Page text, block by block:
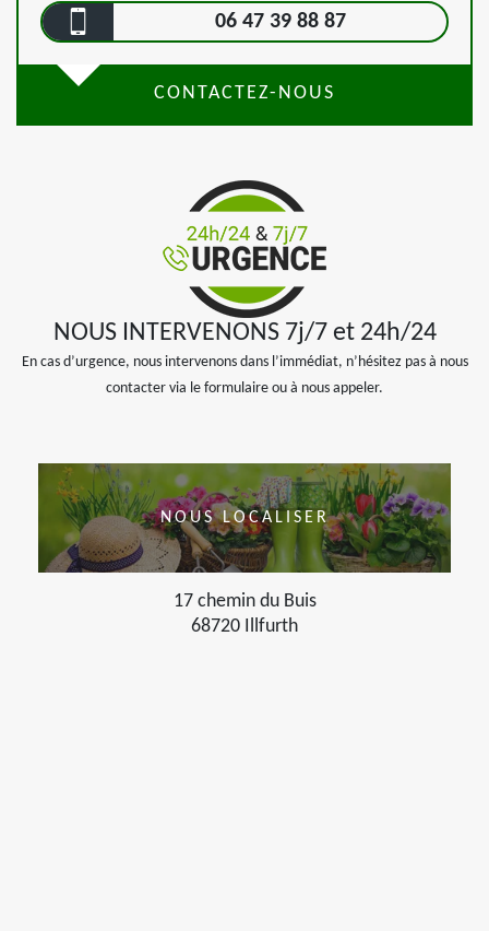
06 47 39 88 87
CONTACTEZ-NOUS
NOUS INTERVENONS 7j/7 et 24h/24
En cas d’urgence, nous intervenons dans l’immédiat, n’hésitez pas à nous
contacter via le formulaire ou à nous appeler.
NOUS LOCALISER
17 chemin du Buis
68720 Illfurth